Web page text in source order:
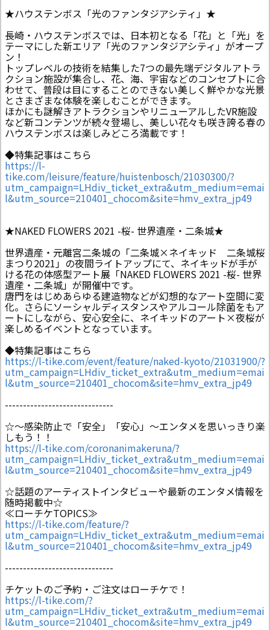
★ハウステンボス「光のファンタジアシティ」★
長崎・ハウステンボスでは、日本初となる「花」と「光」を
テーマにした新エリア「光のファンタジアシティ」がオープ
ン！
トップレベルの技術を結集した7つの最先端デジタルアトラ
クション施設が集合し、花、海、宇宙などのコンセプトに合
わせて、普段は目にすることのできない美しく鮮やかな光景
とさまざまな体験を楽しむことができます。
ほかにも謎解きアトラクションやリニューアルしたVR施設
など新コンテンツが続々登場し、美しい花々も咲き誇る春の
ハウステンボスは楽しみどころ満載です！
◆特集記事はこちら
https://l-
tike.com/leisure/feature/huistenbosch/21030300/?
utm_campaign=LHdiv_ticket_extra&utm_medium=emai
l&utm_source=210401_chocom&site=hmv_extra_jp49
★NAKED FLOWERS 2021 -桜- 世界遺産・二条城★
世界遺産・元離宮二条城の「二条城×ネイキッド 二条城桜
まつり2021」の夜間ライトアップにて、ネイキッドが手が
ける花の体感型アート展「NAKED FLOWERS 2021 -桜- 世界
遺産・二条城」が開催中です。
唐門をはじめあらゆる建造物などが幻想的なアート空間に変
化。さらにソーシャルディスタンスやアルコール除菌をもア
ートにしながら、安心安全に、ネイキッドのアート×夜桜が
楽しめるイベントとなっています。
◆特集記事はこちら
https://l-tike.com/event/feature/naked-kyoto/21031900/?
utm_campaign=LHdiv_ticket_extra&utm_medium=emai
l&utm_source=210401_chocom&site=hmv_extra_jp49
------------------------------
☆～感染防止で「安全」「安心」～エンタメを思いっきり楽
しもう！！
https://l-tike.com/coronanimakeruna/?
utm_campaign=LHdiv_ticket_extra&utm_medium=emai
l&utm_source=210401_chocom&site=hmv_extra_jp49
☆話題のアーティストインタビューや最新のエンタメ情報を
随時掲載中☆
≪ローチケTOPICS≫
https://l-tike.com/feature/?
utm_campaign=LHdiv_ticket_extra&utm_medium=emai
l&utm_source=210401_chocom&site=hmv_extra_jp49
------------------------------
チケットのご予約・ご注文はローチケで！
https://l-tike.com/?
utm_campaign=LHdiv_ticket_extra&utm_medium=emai
l&utm_source=210401_chocom&site=hmv_extra_jp49